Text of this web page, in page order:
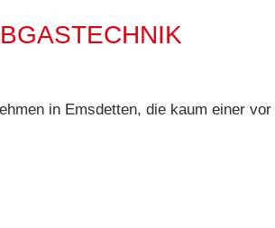
in Emsdetten, die kaum einer